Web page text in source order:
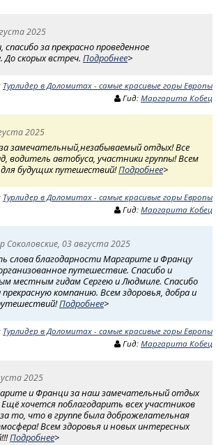
2025
за прекрасно проведенное
скорых встреч. Подробнее>
Турлидер в Доломитах - самые красивые горы Европы
Гид: Маргарита Кобец
2025
замечательный,незабываемый отдых! Все
водитель автобуса, участники группы! Всем
для будущих путешествий!Подробнее>
Турлидер в Доломитах - самые красивые горы Европы
Гид: Маргарита Кобец
Соколовские, 03 августа 2025
слова благодарности Маргарите и Францу
путешествие. Спасибо и
местным гидам Сергею и Людмиле. Спасибо
прекрасную компанию. Всем здоровья, добра и
Подробнее>
Турлидер в Доломитах - самые красивые горы Европы
Гид: Маргарита Кобец
2025
и Франци за наш замечательный отдых
хочется поблагодарить всех участников
то, что в группе была доброжелательная
Всем здоровья и новых интересных
Подробнее>